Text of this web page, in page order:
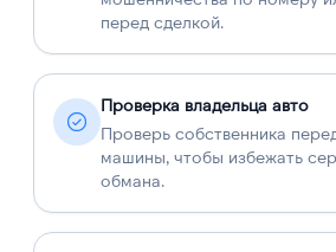
перед сделкой.
Проверка владельца авто
Проверь собственника
машины, чтобы избежать
обмана.